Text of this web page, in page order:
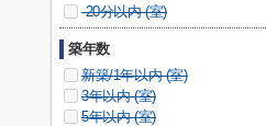
20分以内 (室)
築年数
新築/1年以内 (室)
3年以内 (室)
5年以内 (室)